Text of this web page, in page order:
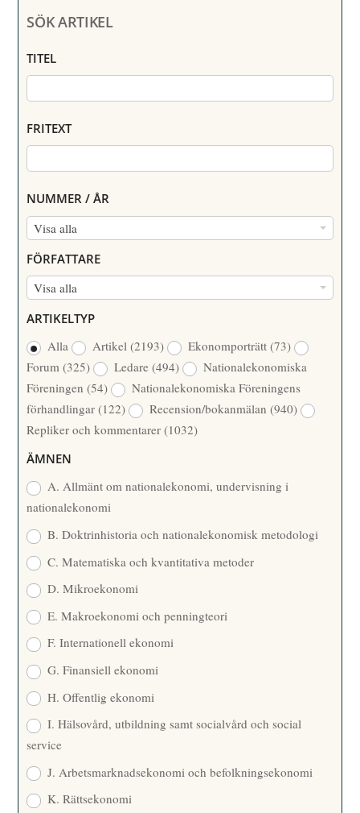
SÖK ARTIKEL
TITEL
FRITEXT
NUMMER / ÅR
Visa alla
N
M
M
/
Å
R
FÖRFATTARE
Visa alla
R
F
A
T
T
A
R
ARTIKELTYP
Alla
Artikel(2193) Ekonomporträtt(73)
Forum(325) Ledare(494)
Nationalekonomiska
Föreningen(54)
Nationalekonomiska Föreningens
förhandlingar(122) Recension/bokanmälan(940)
Repliker och kommentarer(1032)
ÄMNEN
A. Allmänt om nationalekonomi, undervisning i
nationalekonomi
B. Doktrinhistoria och nationalekonomisk metodologi
C. Matematiska och kvantitativa metoder
D. Mikroekonomi
E. Makroekonomi och penningteori
F. Internationell ekonomi
G. Finansiell ekonomi
H. Offentlig ekonomi
I. Hälsovård, utbildning samt socialvård och social
service
J. Arbetsmarknadsekonomi och befolkningsekonomi
K. Rättsekonomi